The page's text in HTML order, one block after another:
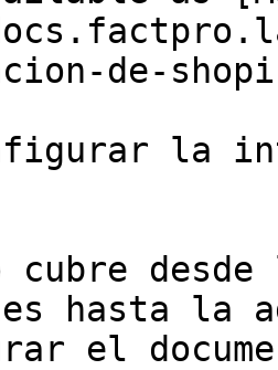
de-
la
cubre
hasta la
el